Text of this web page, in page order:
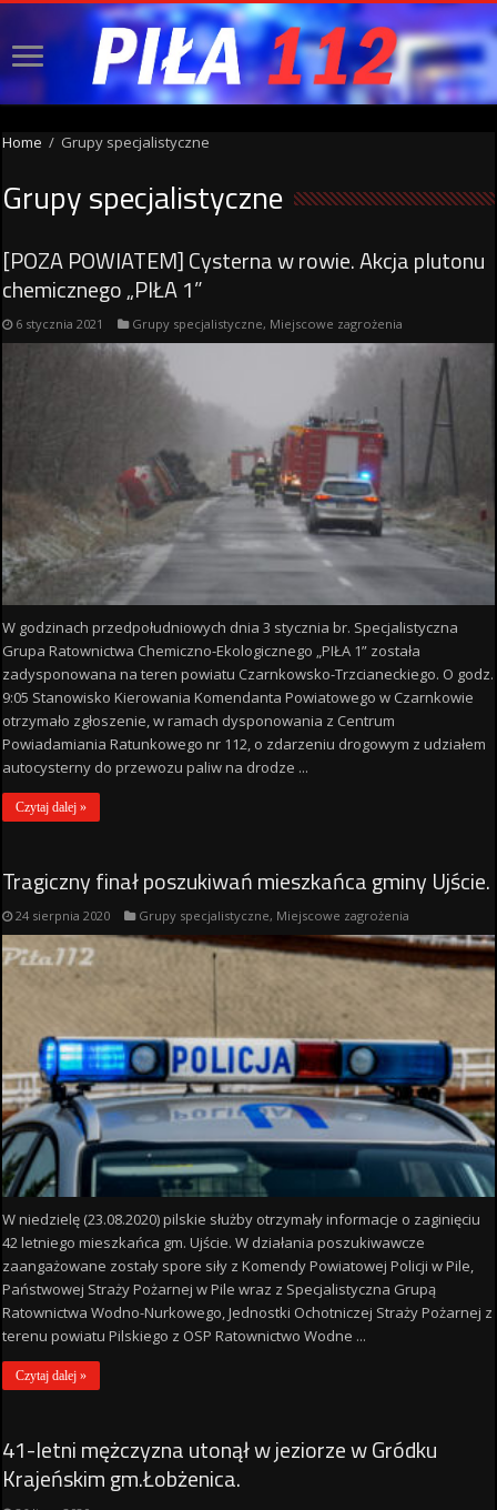
Home / Grupy specjalistyczne
Grupy specjalistyczne
[POZA POWIATEM] Cysterna w rowie. Akcja plutonu
chemicznego „PIŁA 1”
6 stycznia 2021 Grupy specjalistyczne, Miejscowe zagrożenia
W godzinach przedpołudniowych dnia 3 stycznia br. Specjalistyczna
Grupa Ratownictwa Chemiczno-Ekologicznego „PIŁA 1” została
zadysponowana na teren powiatu Czarnkowsko-Trzcianeckiego. O godz.
9:05 Stanowisko Kierowania Komendanta Powiatowego w Czarnkowie
otrzymało zgłoszenie, w ramach dysponowania z Centrum
Powiadamiania Ratunkowego nr 112, o zdarzeniu drogowym z udziałem
autocysterny do przewozu paliw na drodze ...
Czytaj dalej »
Tragiczny finał poszukiwań mieszkańca gminy Ujście.
24 sierpnia 2020 Grupy specjalistyczne, Miejscowe zagrożenia
W niedzielę (23.08.2020) pilskie służby otrzymały informacje o zaginięciu
42 letniego mieszkańca gm. Ujście. W działania poszukiwawcze
zaangażowane zostały spore siły z Komendy Powiatowej Policji w Pile,
Państwowej Straży Pożarnej w Pile wraz z Specjalistyczna Grupą
Ratownictwa Wodno-Nurkowego, Jednostki Ochotniczej Straży Pożarnej z
terenu powiatu Pilskiego z OSP Ratownictwo Wodne ...
Czytaj dalej »
41-letni mężczyzna utonął w jeziorze w Gródku
Krajeńskim gm.Łobżenica.